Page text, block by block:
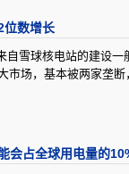
位数增长
自雪球核电站的建设
市场，基本被两家垄断
会占全球用电量的